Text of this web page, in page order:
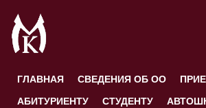
ГЛАВНАЯ СВЕДЕНИЯ ОБ ОО
АБИТУРИЕНТУ
СТУДЕНТУ